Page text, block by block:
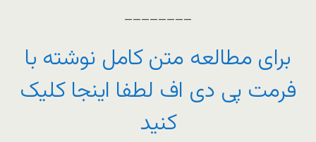
————————
برای مطالعه متن کامل نوشته با
فرمت پی دی اف لطفا اینجا کلیک
کنید